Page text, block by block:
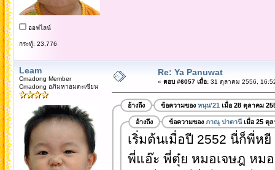
ออฟไลน์
กระทู้: 23,776
Leam
Cmadong Member
Cmadong อภิมหาอมตะเซียน
Re: Ya Panuwat
« ตอบ #6057 เมื่อ:31 ตุลาคม 2556,
อ้างถึง ข้อความของ หนุน'21 เมื่อ 28 ตุลาคม
อ้างถึง ข้อความของ ภาณุ ปาตานีเมื่อ 25 ตุล
เริ่มต้นเมื่อปี 2552 นี่ก็พี่ห
พี่แอ๊ะ พี่ตุ๋ย หมอเจษฎ หม